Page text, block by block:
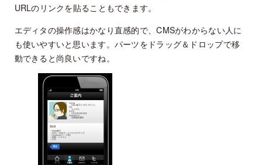
URLのリンクを貼ることもできます。
エディタの操作感はかなり直感的で、CMSがわからない人に
も使いやすいと思います。パーツをドラッグ＆ドロップで移
動できると尚良いですね。